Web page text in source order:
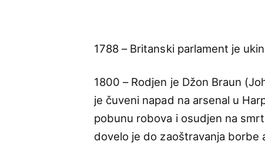
1788 – Britanski parlament je
1800 – Rodjen je Džon Braun
je čuveni napad na arsenal u
pobunu robova i osudjen na
dovelo je do zaoštravanja borbe